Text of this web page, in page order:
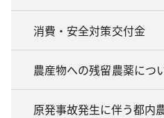
消費・安全対策交付金
農産物への残留農薬につ
原発事故発生に伴う都内